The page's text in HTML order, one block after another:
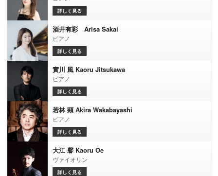
詳しく見る
酒井有彩 Arisa Sakai
ピアノ
詳しく見る
實川 風 Kaoru Jitsukawa
ピアノ
詳しく見る
若林 顕 Akira Wakabayashi
ピアノ
詳しく見る
大江 馨 Kaoru Oe
ヴァイオリン
詳しく見る